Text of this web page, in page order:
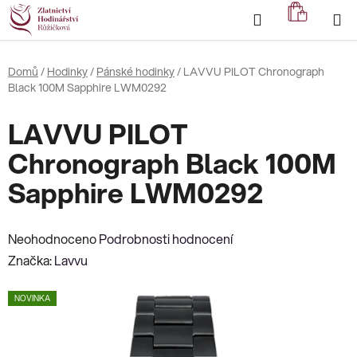
Přejít
na
obsah
Hledat
KOŠÍK
Domů / Hodinky/ Pánské hodinky/ LAVVU PILOT Chronograph
Black 100M Sapphire LWM0292
LAVVU PILOT
Chronograph Black 100M
Sapphire LWM0292
Průměrné
hodnocení
je
NeohodnocenoPodrobnosti hodnocení
Značka:Lavvu
NOVINKA